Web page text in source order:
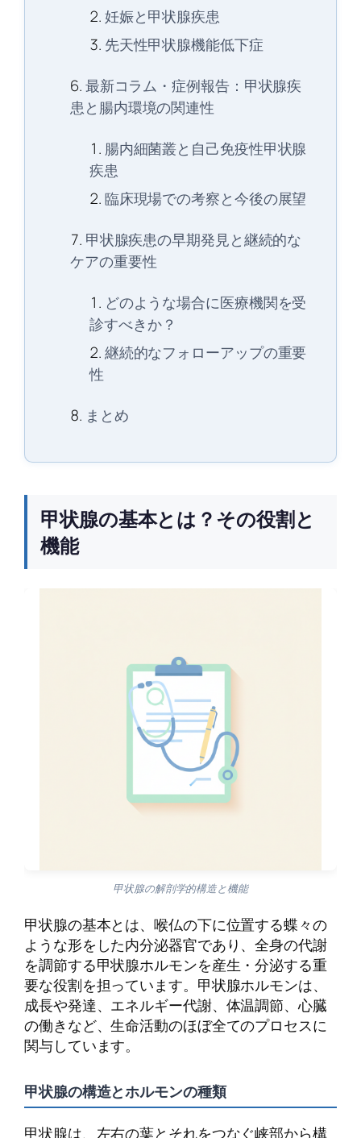
妊娠と甲状腺疾患
先天性甲状腺機能低下症
最新コラム・症例報告：甲状腺疾
患と腸内環境の関連性
腸内細菌叢と自己免疫性甲状腺
疾患
臨床現場での考察と今後の展望
甲状腺疾患の早期発見と継続的な
ケアの重要性
どのような場合に医療機関を受
診すべきか？
継続的なフォローアップの重要
性
まとめ
甲状腺の基本とは？その役割と
機能
甲状腺の解剖学的構造と機能
甲状腺の基本とは、喉仏の下に位置する蝶々の
ような形をした内分泌器官であり、全身の代謝
を調節する甲状腺ホルモンを産生・分泌する重
要な役割を担っています。甲状腺ホルモンは、
成長や発達、エネルギー代謝、体温調節、心臓
の働きなど、生命活動のほぼ全てのプロセスに
関与しています。
甲状腺の構造とホルモンの種類
甲状腺は、左右の葉とそれをつなぐ峡部から構